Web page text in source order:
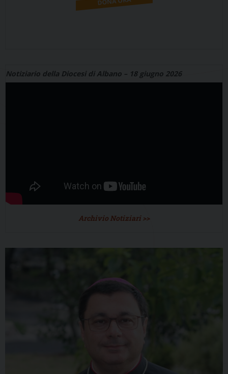
Notiziario della Diocesi di Albano – 18 giugno 2026
Archivio Notiziari >>